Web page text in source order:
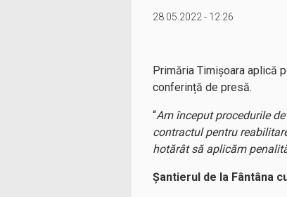
28.05.2022 - 12:26
Primăria Timișoara aplică
conferință de presă.
“Am început procedurile
contractul pentru
hotărât să aplicăm
Șantierul de la Fântâna